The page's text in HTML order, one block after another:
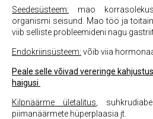
Seedesüsteem: mao
organismi seisund. Mao töö ja
viib selliste probleemideni nagu
Endokriinsüsteem: võib viia
Peale selle võivad vereringe
haigusi
Kilpnäärme ületalitus ,
piimanäärmete hüperplaasia jt.